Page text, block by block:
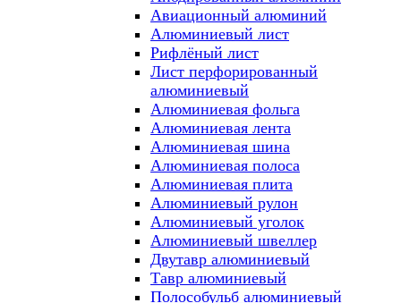
Авиационный алюминий
Алюминиевый лист
Рифлёный лист
Лист перфорированный
алюминиевый
Алюминиевая фольга
Алюминиевая лента
Алюминиевая шина
Алюминиевая полоса
Алюминиевая плита
Алюминиевый рулон
Алюминиевый уголок
Алюминиевый швеллер
Двутавр алюминиевый
Тавр алюминиевый
Полособульб алюминиевый